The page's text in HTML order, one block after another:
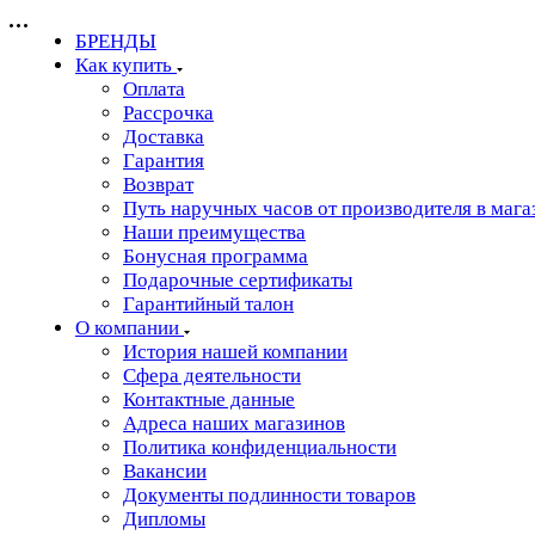
БРЕНДЫ
Как купить
Оплата
Рассрочка
Доставка
Гарантия
Возврат
Путь наручных часов от производителя в
Наши преимущества
Бонусная программа
Подарочные сертификаты
Гарантийный талон
О компании
История нашей компании
Сфера деятельности
Контактные данные
Адреса наших магазинов
Политика конфиденциальности
Вакансии
Документы подлинности товаров
Дипломы